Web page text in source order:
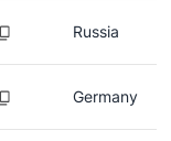
Russia
Germany